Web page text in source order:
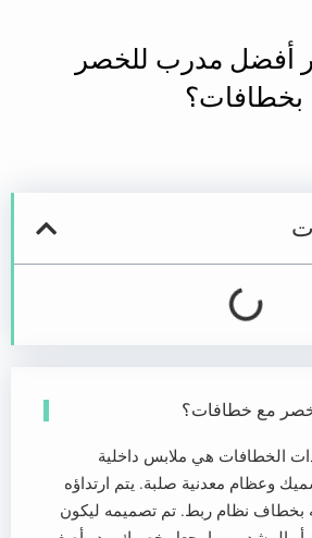
أفضل مدرب للخصر
بخطافات؟
مع خطافات؟
الخطافات هي ملابس داخلية
وعظام معدنية صلبة. يتم ارتداؤه
بخطاف نظام ربط. تم تصميمه ليكون